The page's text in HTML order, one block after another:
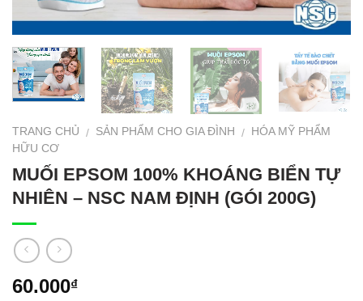
TRANG CHỦ / SẢN PHẨM CHO GIA ĐÌNH /
HÓA MỸ PHẨM
HỮU CƠ
MUỐI EPSOM 100% KHOÁNG BIỂN TỰ
NHIÊN – NSC NAM ĐỊNH (GÓI 200G)
60.000₫